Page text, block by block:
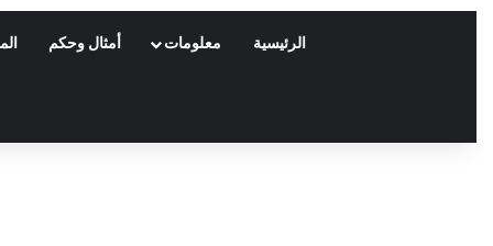
الرئيسية معلومات أمثال وحكم